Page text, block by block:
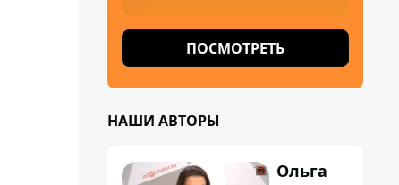
ПОСМОТРЕТЬ
НАШИ АВТОРЫ
Ольга